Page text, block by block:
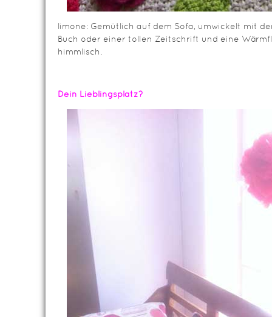
limone: Gemütlich auf dem Sofa, umwickelt mit
Buch oder einer tollen Zeitschrift und eine
himmlisch.
Dein Lieblingsplatz?